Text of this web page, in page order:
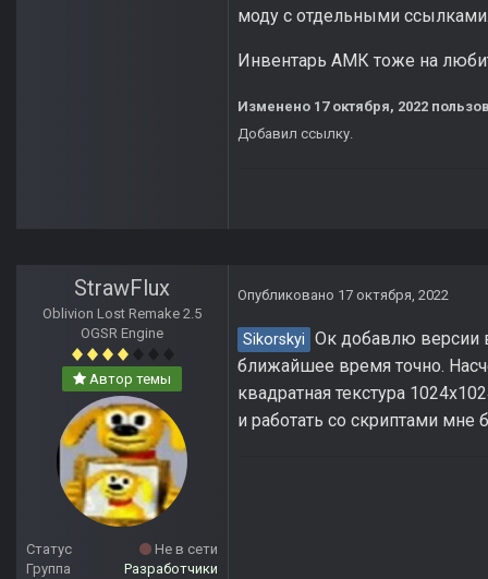
моду с отдельными
Инвентарь АМК тоже на
Изменено 17 октября, 2022
Добавил ссылку.
StrawFlux
Oblivion Lost Remake 2.5
OGSR Engine
Автор темы
Статус
Не в сети
Группа
Разработчики
Опубликовано 17 октября, 2022
Sikorskyi Ок добавлю версии
ближайшее время точно.
квадратная текстура
и работать со скриптами мне